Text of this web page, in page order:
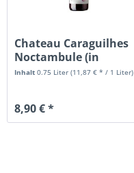
Chateau Caraguilhes
Noctambule (in
Umstellung)
Inhalt0.75 Liter(11,87 € * / 1 Liter)
8,90 € *